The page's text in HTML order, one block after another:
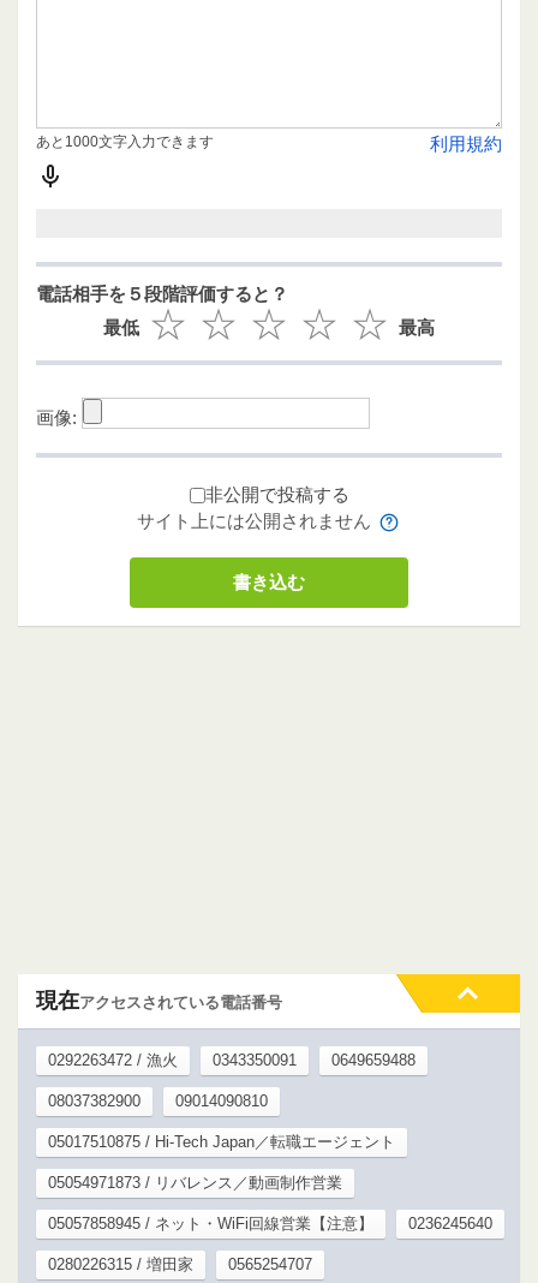
利用規約
あと1000文字入力できます
電話相手を５段階評価すると？
最低
最高
画像:
非公開で投稿する
サイト上には公開されません
現在アクセスされている電話番号
0292263472 / 漁火 0343350091 0649659488
08037382900 09014090810
05017510875 / Hi-Tech Japan／転職エージェント
05054971873 / リバレンス／動画制作営業
05057858945 / ネット・WiFi回線営業【注意】 0236245640
0280226315 / 増田家 0565254707